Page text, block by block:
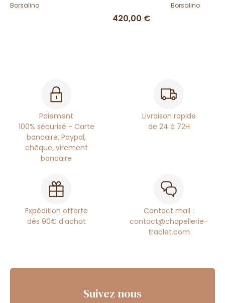
Borsalino
420,00 €
Borsalino
Paiement
100% sécurisé - Carte
bancaire, Paypal,
chèque, virement
bancaire
Livraison rapide
de 24 à 72H
Expédition offerte
dès 90€ d'achat
Contact mail :
contact@chapellerie-
traclet.com
Suivez nous